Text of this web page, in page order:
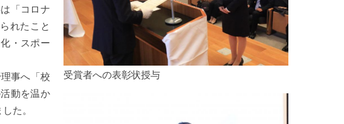
「コロナ
れたこと
・スポー
事へ「校
動を温か
た。
受賞者への表彰状授与